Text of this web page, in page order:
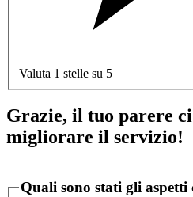
Valuta 1 stelle su 5
Grazie, il tuo parere
migliorare il servizio!
Quali sono stati gli aspetti